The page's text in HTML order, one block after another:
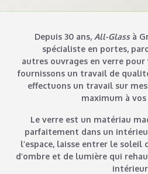
Depuis 30 ans, All-Glassà
spécialiste en portes,
autres ouvrages en verre pour
fournissons un travail de
effectuons un travail sur
maximum à vos
Le verre est un matériau
parfaitement dans un
l’espace, laisse entrer le soleil
d’ombre et de lumière qui